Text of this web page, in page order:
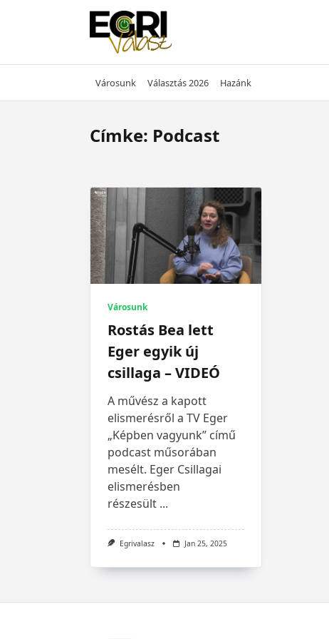
Városunk Választás 2026 Hazánk
Címke: Podcast
Városunk
Rostás Bea lett
Eger egyik új
csillaga – VIDEÓ
A művész a kapott
elismerésről a TV Eger
„Képben vagyunk” című
podcast műsorában
mesélt. Eger Csillagai
elismerésben
részesült ...
Egrivalasz Jan 25, 2025